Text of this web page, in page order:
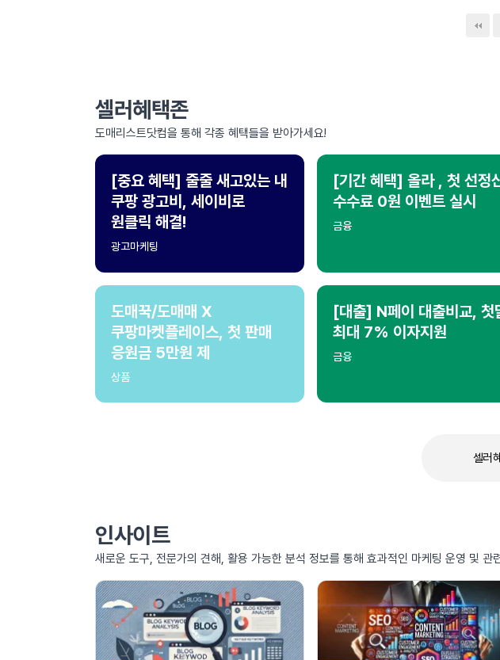
셀러혜택존
도매리스트닷컴을 통해 각종 혜택들을 받아가세요!
[중요 혜택] 줄줄 새고있는 내
쿠팡 광고비, 세이비로
원클릭 해결!
광고마케팅
[기간 혜택] 올라 , 첫 선정
수수료 0원 이벤트 실시
금융
도매꾹/도매매 X
쿠팡마켓플레이스, 첫 판매
응원금 5만원 제
상품
[대출] N페이 대출비교, 첫
최대 7% 이자지원
금융
셀러
인사이트
새로운 도구, 전문가의 견해, 활용 가능한 분석 정보를 통해 효과적인 마케팅 운영 및 관